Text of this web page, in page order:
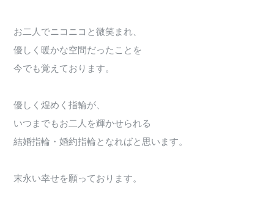
お二人でニコニコと微笑まれ、
優しく暖かな空間だったことを
今でも覚えております。
優しく煌めく指輪が、
いつまでもお二人を輝かせられる
結婚指輪・婚約指輪となればと思います。
末永い幸せを願っております。